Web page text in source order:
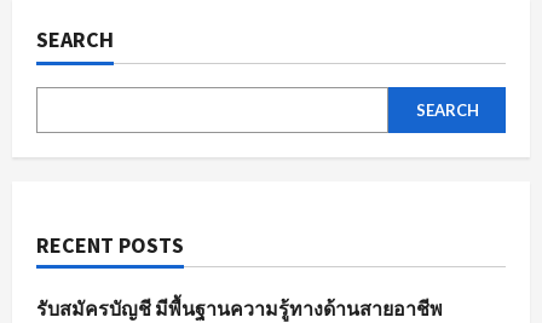
ใน
SEARCH
SEARCH
RECENT POSTS
รับสมัครบัญชี มีพื้นฐานความรู้ทางด้านสายอาชีพ